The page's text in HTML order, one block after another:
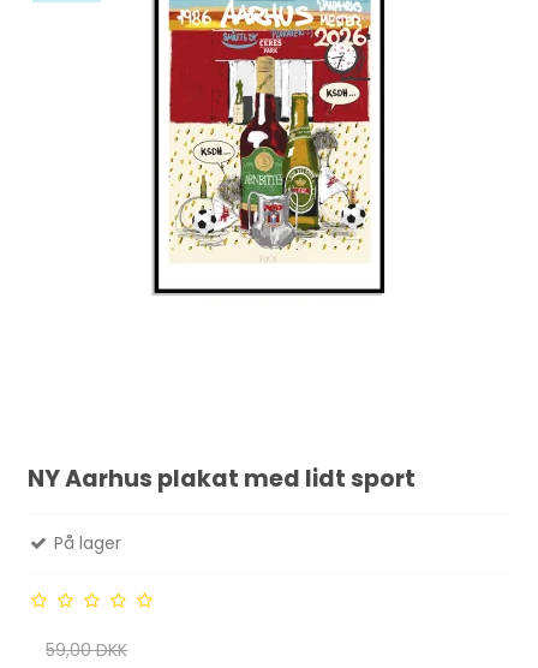
NY Aarhus plakat med lidt sport
På lager
59,00 DKK